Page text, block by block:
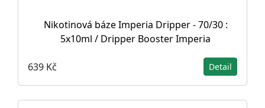
Nikotinová báze Imperia Dripper - 70/30 :
5x10ml / Dripper Booster Imperia
639 Kč Detail